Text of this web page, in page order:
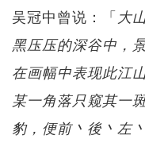
吴冠中曾说：「 大
黑压压的深谷中，
在画幅中表现此江
某一角落只窥其一
豹，便前丶後丶左